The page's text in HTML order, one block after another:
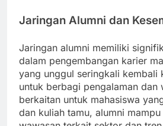
Jaringan Alumni dan
Jaringan alumni memiliki
dalam pengembangan karier
yang unggul seringkali kembali
untuk berbagi pengalaman dan
berkaitan untuk mahasiswa
dan kuliah tamu, alumni